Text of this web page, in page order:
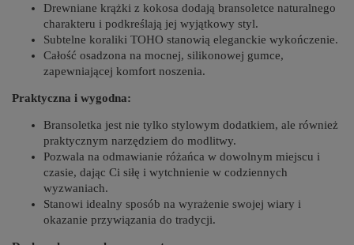
Drewniane krążki z kokosa dodają bransoletce naturalnego
charakteru i podkreślają jej wyjątkowy styl.
Subtelne koraliki TOHO stanowią eleganckie wykończenie.
Całość osadzona na mocnej, silikonowej gumce,
zapewniającej komfort noszenia.
Praktyczna i wygodna:
Bransoletka jest nie tylko stylowym dodatkiem, ale również
praktycznym narzędziem do modlitwy.
Pozwala na odmawianie różańca w dowolnym miejscu i
czasie, dając Ci siłę i wytchnienie w codziennych
wyzwaniach.
Stanowi idealny sposób na wyrażenie swojej wiary i
okazanie przywiązania do tradycji.